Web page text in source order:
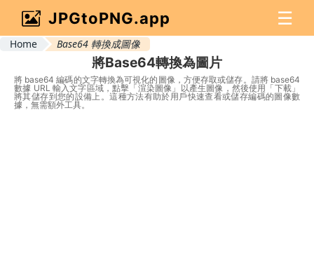
JPGtoPNG.app ☰
Home Base64 轉換成圖像
將Base64轉換為圖片
將 base64 編碼的文字轉換為可視化的圖像，方便存取或儲存。請將 base64
數據 URL 輸入文字區域，點擊「渲染圖像」以產生圖像，然後使用「下載」
將其儲存到您的設備上。這種方法有助於用戶快速查看或儲存編碼的圖像數
據，無需額外工具。